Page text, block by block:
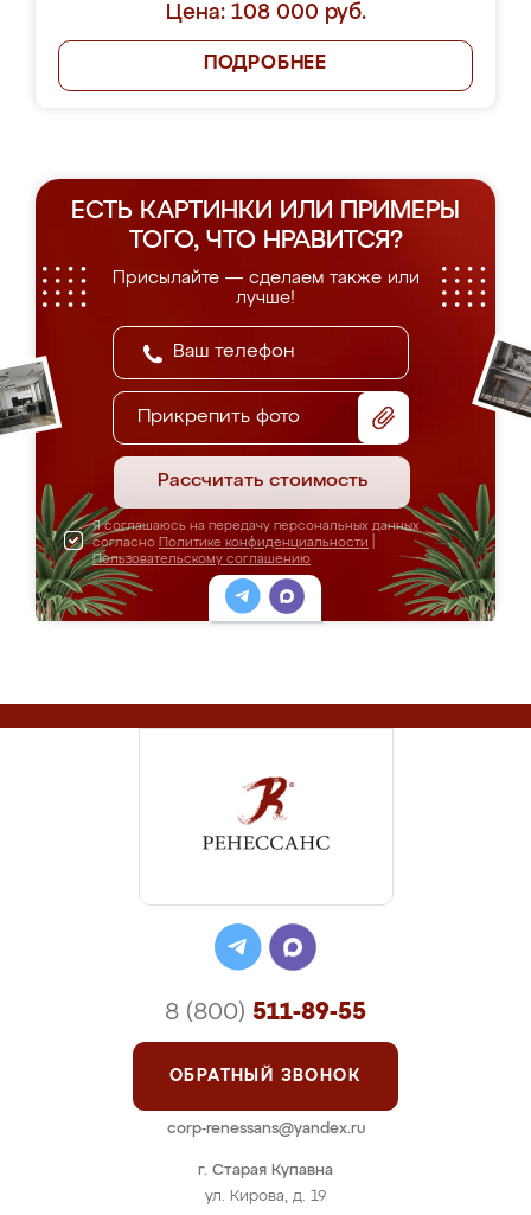
Цена: 108 000 руб.
ПОДРОБНЕЕ
ЕСТЬ КАРТИНКИ ИЛИ ПРИМЕРЫ
ТОГО, ЧТО НРАВИТСЯ?
Присылайте — сделаем также или
лучше!
Прикрепить фото
Рассчитать стоимость
Я соглашаюсь на передачу персональных данных
согласно Политике конфиденциальности
Пользовательскому соглашению
г. Старая Купавна
ул. Кирова, д. 19
8 (800) 511-89-55
ОБРАТНЫЙ ЗВОНОК
corp-renessans@yandex.ru